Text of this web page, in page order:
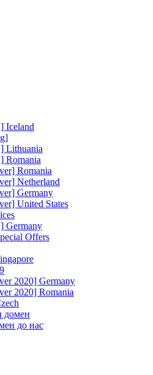
Iceland
Lithuania
Romania
Romania
Netherland
Germany
United States
Germany
Offers
2020] Germany
2020] Romania
домен
до нас